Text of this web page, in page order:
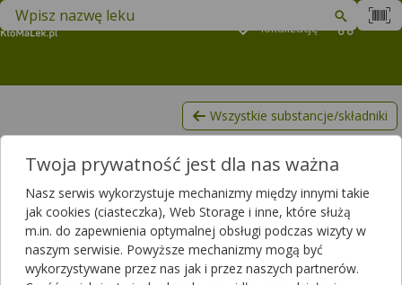
lokalizację
Znajdź lek w swojej okolicy
Panitumumabum
Wszystkie substancje/składniki
Lista produktów, zawierających Panitumumabum
Filtrowanie
Filtrowanie
Wyniki wyszukiwania(2)
Twoja prywatność jest dla nas ważna
Nasz serwis wykorzystuje mechanizmy między innymi takie
jak cookies (ciasteczka), Web Storage i inne, które służą
m.in. do zapewnienia optymalnej obsługi podczas wizyty w
naszym serwisie. Powyższe mechanizmy mogą być
wykorzystywane przez nas jak i przez naszych partnerów.